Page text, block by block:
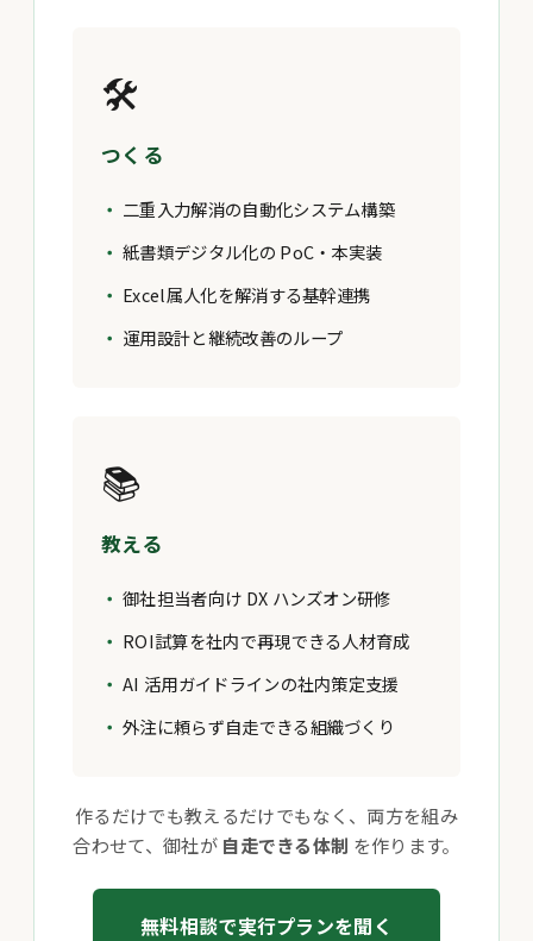
🛠
つくる
二重入力解消の自動化システム構築
紙書類デジタル化の PoC・本実装
Excel属人化を解消する基幹連携
運用設計と継続改善のループ
📚
教える
御社担当者向け DX ハンズオン研修
ROI試算を社内で再現できる人材育成
AI 活用ガイドラインの社内策定支援
外注に頼らず自走できる組織づくり
作るだけでも教えるだけでもなく、両方を組み
合わせて、御社が 自走できる体制 を作ります。
無料相談で実行プランを聞く